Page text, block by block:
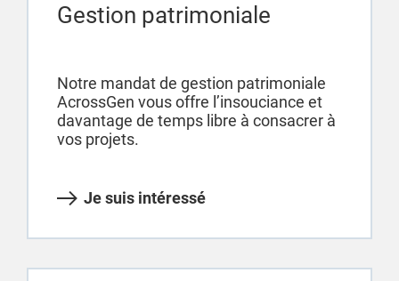
Gestion patrimoniale
Notre mandat de gestion patrimoniale
AcrossGen vous offre l’insouciance et
davantage de temps libre à consacrer à
vos projets.
Je suis intéressé